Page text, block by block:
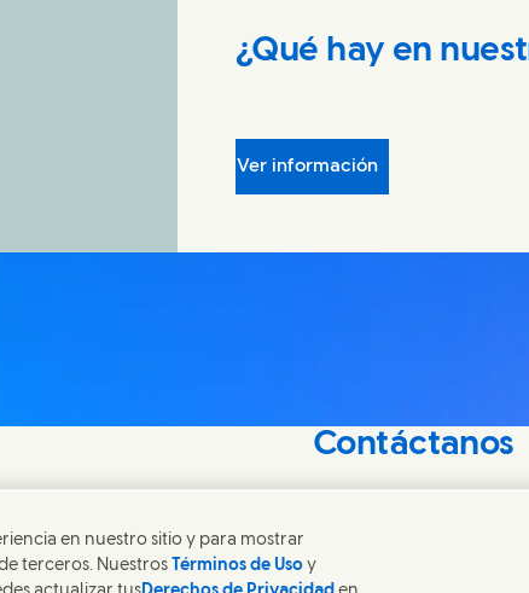
¿Qué hay en
Ver información
comparten un
Contáctanos
en nuestro sitio y para mostrar
terceros. Nuestros Términos de Uso y